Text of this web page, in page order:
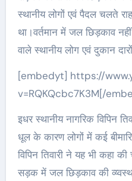
स्थानीय लोगों एवं पैदल चलते
था।वर्तमान में जल छिड़काव
वाले स्थानीय लोग एवं दुकान
[embedyt] https://
v=RQKQcbc7K3M[/
इधर स्थानीय नागरिक विपिन
धूल के कारण लोगों में कई
विपिन तिवारी ने यह भी कहा
सड़क में जल छिड़काव की